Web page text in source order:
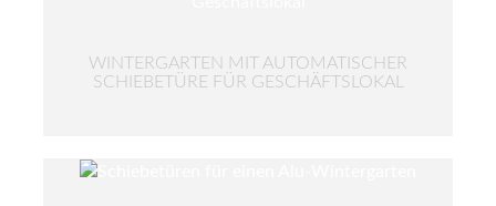
WINTERGARTEN MIT AUTOMATISCHER
SCHIEBETÜRE FÜR GESCHÄFTSLOKAL